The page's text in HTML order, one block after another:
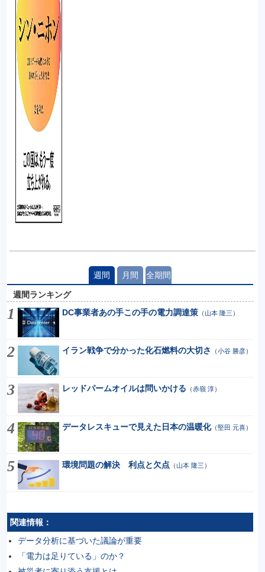
週間 月間 全期間
週間ランキング
DC事業者あの手この手の電力調達策（山本 隆三 ）
イラン戦争で分かった化石燃料の大切さ （小谷 勝彦）
レッドパームオイルは問いかける （赤嶺 淳）
データレスキューで見えた日本の温暖化（堅田 元喜）
環境問題の解決 利点と欠点 （山本 隆三 ）
関連情報：
データ分析に基づいた議論が重要
「電力は足りている」のか？